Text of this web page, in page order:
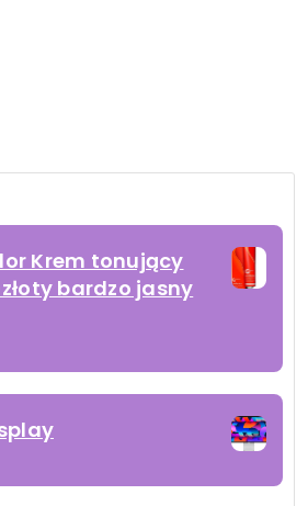
Krem tonujący
bardzo jasny